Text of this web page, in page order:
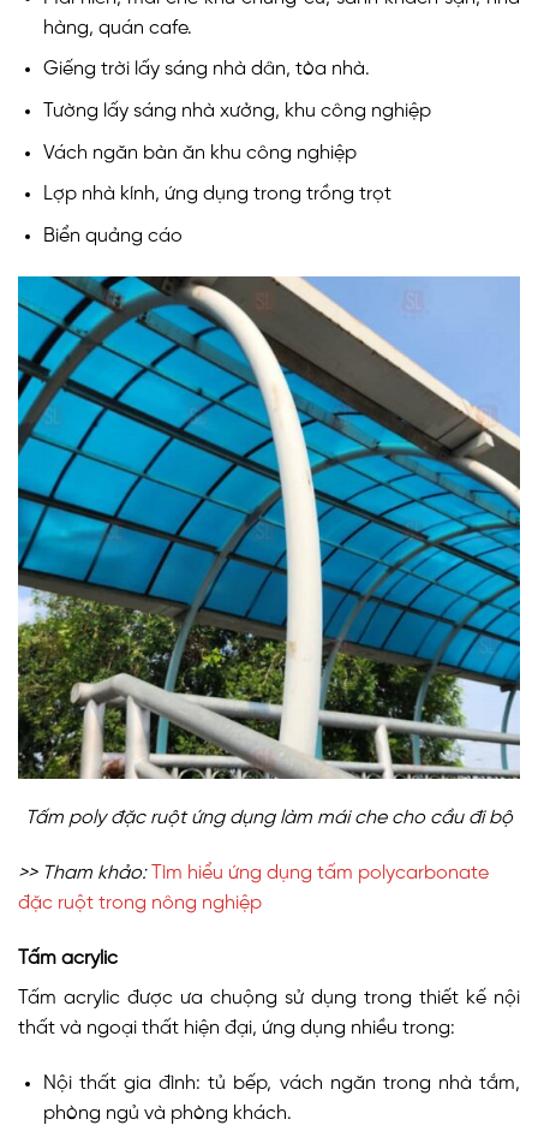
hàng, quán cafe.
Giếng trời lấy sáng nhà dân, tòa nhà.
Tường lấy sáng nhà xưởng, khu công nghiệp
Vách ngăn bàn ăn khu công nghiệp
Lợp nhà kính, ứng dụng trong trồng trọt
Biển quảng cáo
Tấm poly đặc ruột ứng dụng làm mái che cho cầu đi bộ
>> Tham khảo:
Tìm hiểu ứng dụng tấm polycarbonate
đặc ruột trong nông nghiệp
Tấm acrylic
Tấm acrylic được ưa chuộng sử dụng trong thiết kế nội
thất và ngoại thất hiện đại, ứng dụng nhiều trong:
Nội thất gia đình: tủ bếp, vách ngăn trong nhà tắm,
phòng ngủ và phòng khách.